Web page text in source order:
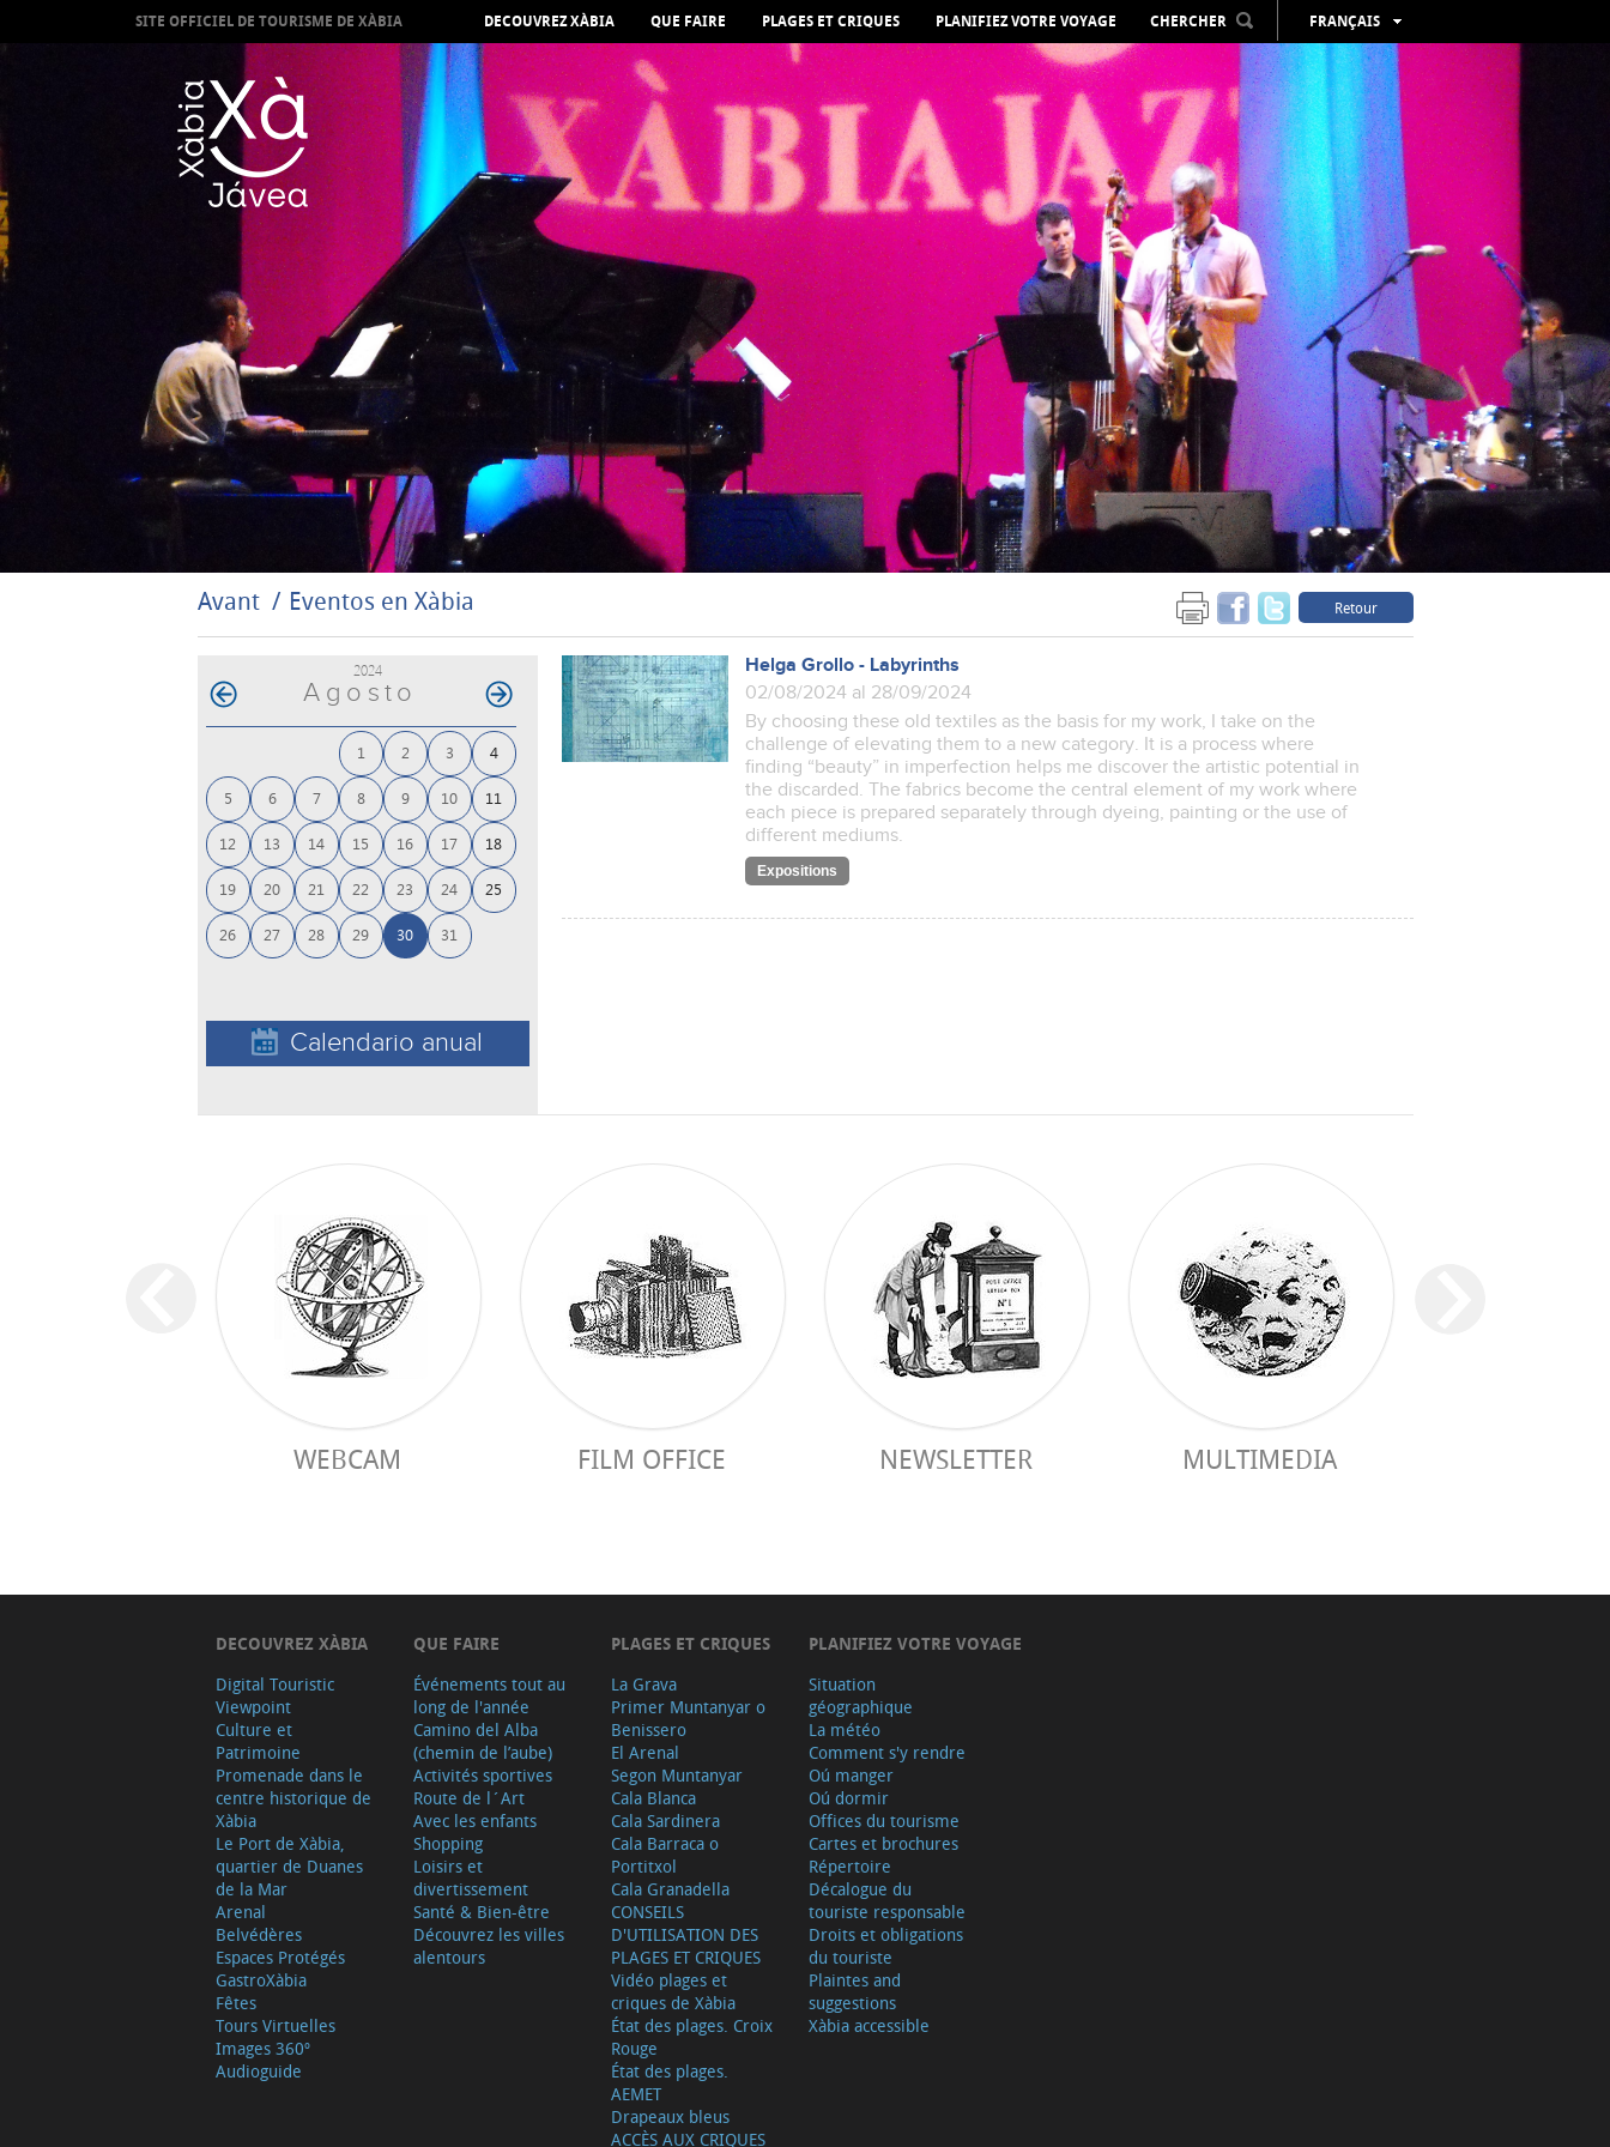
SITE OFFICIEL DE TOURISME DE XÀBIA DECOUVREZ XÀBIA QUE FAIRE PLAGES ET CRIQUES PLANIFIEZ VOTRE VOYAGE CHERCHER
FRANÇAIS
ESPAÑOL
VALENCIÀ
ENGLISH
DEUTSCH
РУССКИЙ
Avant Eventos en Xàbia Retour
2024
Agosto
1 2 3 4
5 6 7 8 9 10 11
12 13 14 15 16 17 18
19 20 21 22 23 24 25
26 27 28 29 30 31
Calendario anual
Helga Grollo - Labyrinths
02/08/2024 al 28/09/2024
By choosing these old textiles as the basis for my work, I take on the
challenge of elevating them to a new category. It is a process where
finding “beauty” in imperfection helps me discover the artistic potential in
the discarded. The fabrics become the central element of my work where
each piece is prepared separately through dyeing, painting or the use of
different mediums.
Expositions
WEBCAM FILM OFFICE NEWSLETTER MULTIMEDIA
DECOUVREZ XÀBIA
Digital Touristic
Viewpoint
Culture et
Patrimoine
Promenade dans le
centre historique de
Xàbia
Le Port de Xàbia,
quartier de Duanes
de la Mar
Arenal
Belvédères
Espaces Protégés
GastroXàbia
Fêtes
Tours Virtuelles
Images 360º
Audioguide
QUE FAIRE
Événements tout au
long de l'année
Camino del Alba
(chemin de l’aube)
Activités sportives
Route de l´Art
Avec les enfants
Shopping
Loisirs et
divertissement
Santé & Bien-être
Découvrez les villes
alentours
PLAGES ET CRIQUES
La Grava
Primer Muntanyar o
Benissero
El Arenal
Segon Muntanyar
Cala Blanca
Cala Sardinera
Cala Barraca o
Portitxol
Cala Granadella
CONSEILS
D'UTILISATION DES
PLAGES ET CRIQUES
Vidéo plages et
criques de Xàbia
État des plages. Croix
Rouge
État des plages.
AEMET
Drapeaux bleus
ACCÈS AUX CRIQUES
PLANIFIEZ VOTRE VOYAGE
Situation
géographique
La météo
Comment s'y rendre
Oú manger
Oú dormir
Offices du tourisme
Cartes et brochures
Répertoire
Décalogue du
touriste responsable
Droits et obligations
du touriste
Plaintes and
suggestions
Xàbia accessible